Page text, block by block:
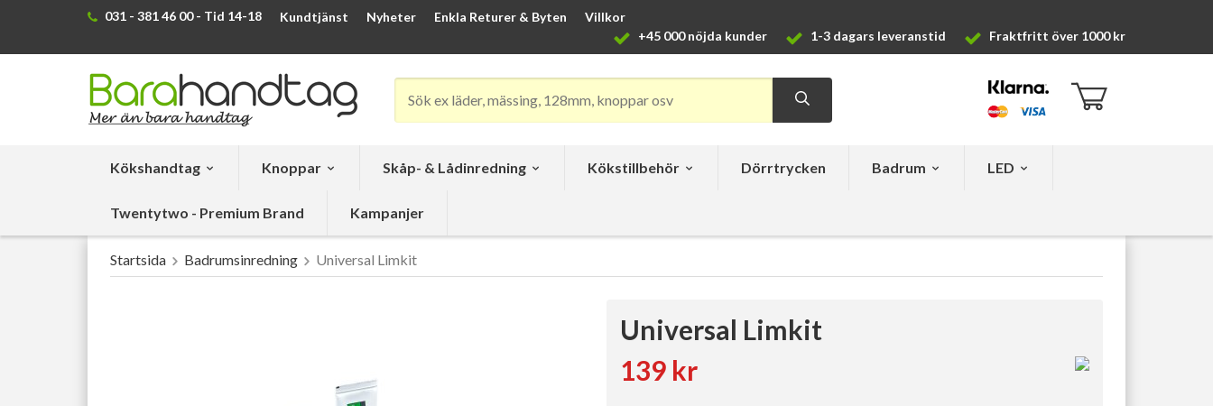
031 - 381 46 00 - Tid 14-18 Kundtjänst Nyheter Enkla Returer & Byten
Villkor
+45 000 nöjda kunder
1-3 dagars leveranstid Fraktfritt över 1000 kr
Kökshandtag Knoppar Skåp- & Lådinredning Kökstillbehör Dörrtrycken Badrum LED
Twentytwo - Premium Brand Kampanjer
Startsida Badrumsinredning Universal Limkit
Universal Limkit
139 kr